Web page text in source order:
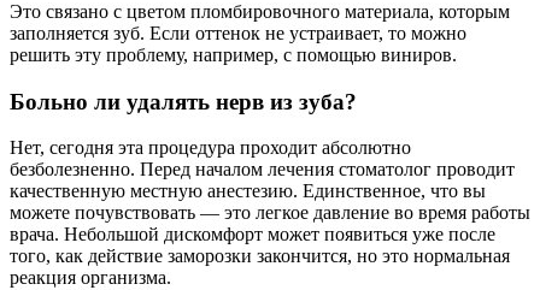
Это связано с цветом пломбировочного материала, которым
заполняется зуб. Если оттенок не устраивает, то можно
решить эту проблему, например, с помощью виниров.
Больно ли удалять нерв из зуба?
Нет, сегодня эта процедура проходит абсолютно
безболезненно. Перед началом лечения стоматолог проводит
качественную местную анестезию. Единственное, что вы
можете почувствовать — это легкое давление во время работы
врача. Небольшой дискомфорт может появиться уже после
того, как действие заморозки закончится, но это нормальная
реакция организма.